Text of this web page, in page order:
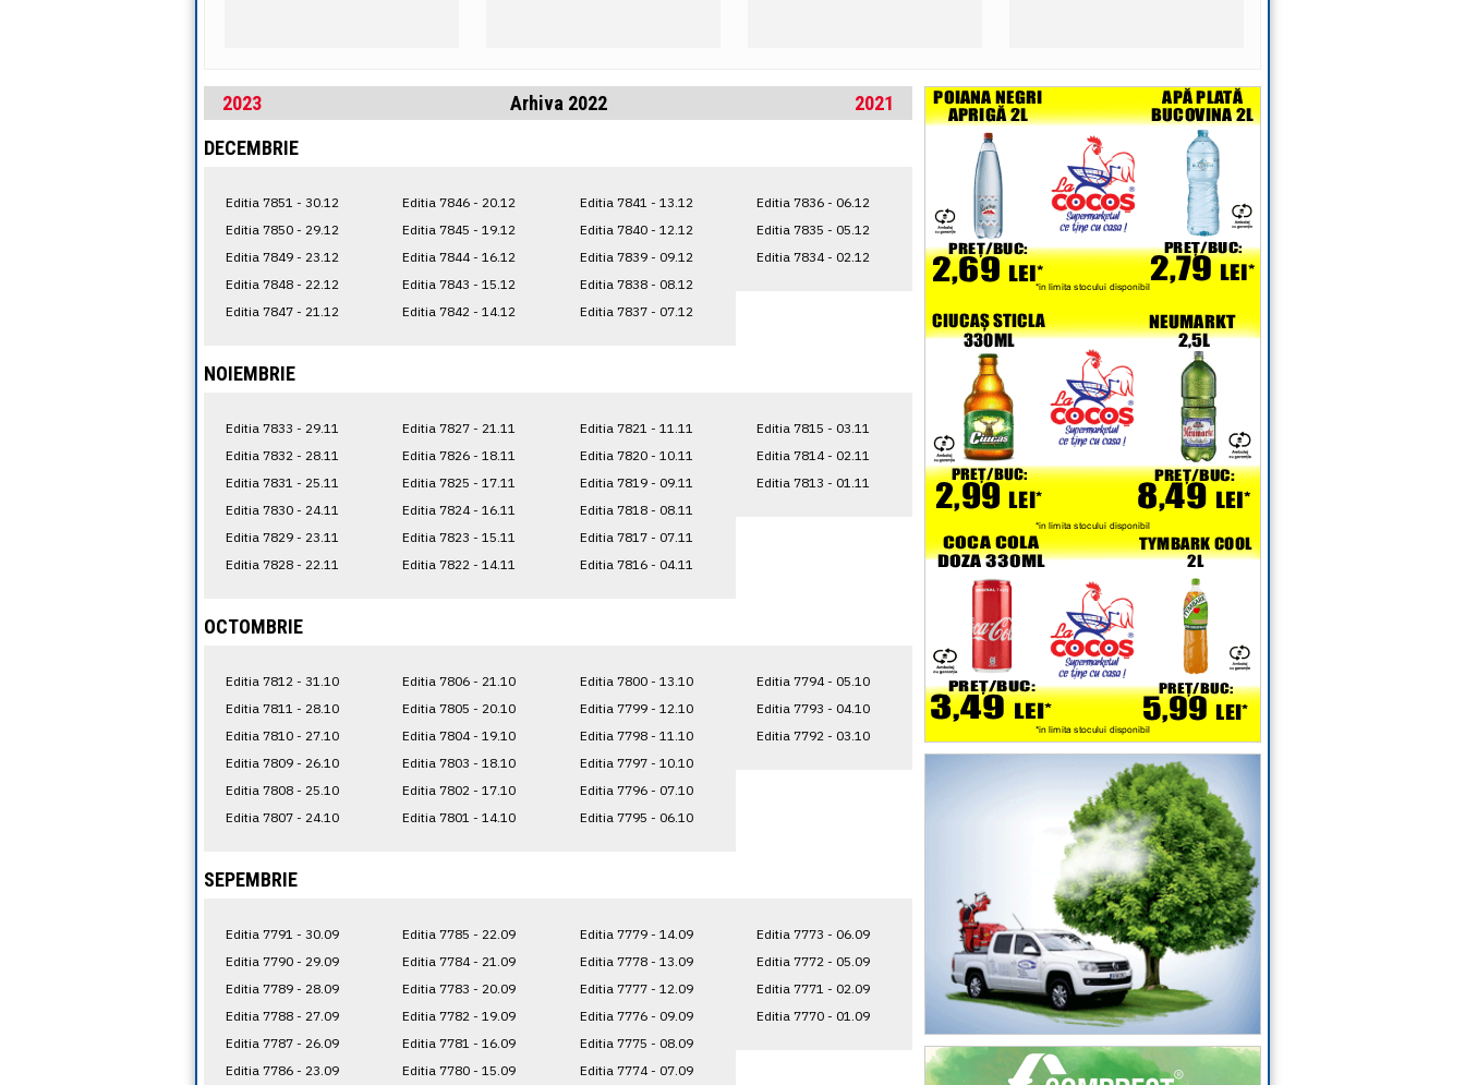
2023 2021
Arhiva 2022
DECEMBRIE
Editia 7851 - 30.12
Editia 7850 - 29.12
Editia 7849 - 23.12
Editia 7848 - 22.12
Editia 7847 - 21.12
Editia 7846 - 20.12
Editia 7845 - 19.12
Editia 7844 - 16.12
Editia 7843 - 15.12
Editia 7842 - 14.12
Editia 7841 - 13.12
Editia 7840 - 12.12
Editia 7839 - 09.12
Editia 7838 - 08.12
Editia 7837 - 07.12
Editia 7836 - 06.12
Editia 7835 - 05.12
Editia 7834 - 02.12
NOIEMBRIE
Editia 7833 - 29.11
Editia 7832 - 28.11
Editia 7831 - 25.11
Editia 7830 - 24.11
Editia 7829 - 23.11
Editia 7828 - 22.11
Editia 7827 - 21.11
Editia 7826 - 18.11
Editia 7825 - 17.11
Editia 7824 - 16.11
Editia 7823 - 15.11
Editia 7822 - 14.11
Editia 7821 - 11.11
Editia 7820 - 10.11
Editia 7819 - 09.11
Editia 7818 - 08.11
Editia 7817 - 07.11
Editia 7816 - 04.11
Editia 7815 - 03.11
Editia 7814 - 02.11
Editia 7813 - 01.11
OCTOMBRIE
Editia 7812 - 31.10
Editia 7811 - 28.10
Editia 7810 - 27.10
Editia 7809 - 26.10
Editia 7808 - 25.10
Editia 7807 - 24.10
Editia 7806 - 21.10
Editia 7805 - 20.10
Editia 7804 - 19.10
Editia 7803 - 18.10
Editia 7802 - 17.10
Editia 7801 - 14.10
Editia 7800 - 13.10
Editia 7799 - 12.10
Editia 7798 - 11.10
Editia 7797 - 10.10
Editia 7796 - 07.10
Editia 7795 - 06.10
Editia 7794 - 05.10
Editia 7793 - 04.10
Editia 7792 - 03.10
SEPEMBRIE
Editia 7791 - 30.09
Editia 7790 - 29.09
Editia 7789 - 28.09
Editia 7788 - 27.09
Editia 7787 - 26.09
Editia 7786 - 23.09
Editia 7785 - 22.09
Editia 7784 - 21.09
Editia 7783 - 20.09
Editia 7782 - 19.09
Editia 7781 - 16.09
Editia 7780 - 15.09
Editia 7779 - 14.09
Editia 7778 - 13.09
Editia 7777 - 12.09
Editia 7776 - 09.09
Editia 7775 - 08.09
Editia 7774 - 07.09
Editia 7773 - 06.09
Editia 7772 - 05.09
Editia 7771 - 02.09
Editia 7770 - 01.09